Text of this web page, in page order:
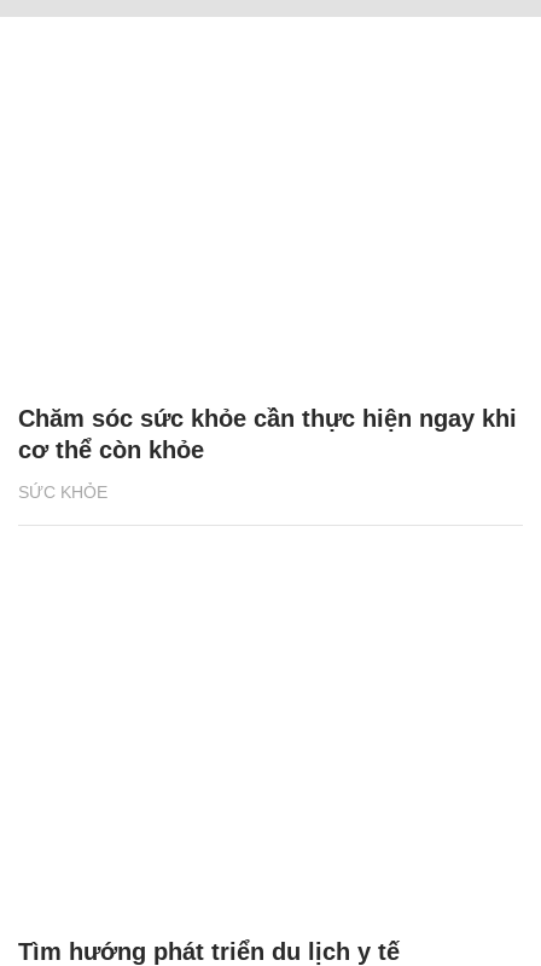
SỨC KHỎE
Chăm sóc sức khỏe cần thực hiện ngay khi
cơ thể còn khỏe
Tìm hướng phát triển du lịch y tế